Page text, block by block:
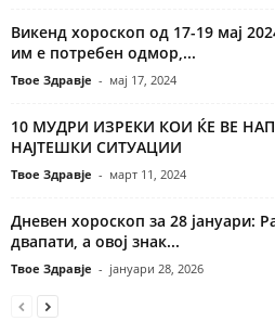
Викенд хороскоп од 17-19 мај
им е потребен одмор,...
Твое Здравје - мај 17, 2024
10 МУДРИ ИЗРЕКИ КОИ ЌЕ ВЕ
НАЈТЕШКИ СИТУАЦИИ
Твое Здравје - март 11, 2024
Дневен хороскоп за 28 јануари:
двапати, а овој знак...
Твое Здравје - јануари 28, 2026